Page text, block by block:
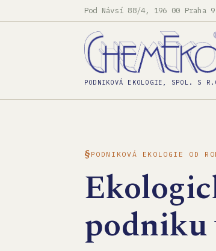
Pod Návsí 88/4, 196 00 Praha
PODNIKOVÁ EKOLOGIE, SPOL. S
PODNIKOVÁ EKOLOGIE OD
podniku